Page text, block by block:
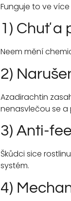
Funguje to ve
1) Chuť a
Neem mění
2)
Azadirachtin
nenasvlečou se
3) Anti-
Škůdci sice
systém.
4)